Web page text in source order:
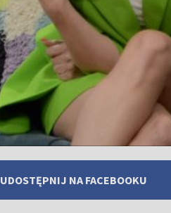
UDOSTĘPNIJ NA FACEBOOKU